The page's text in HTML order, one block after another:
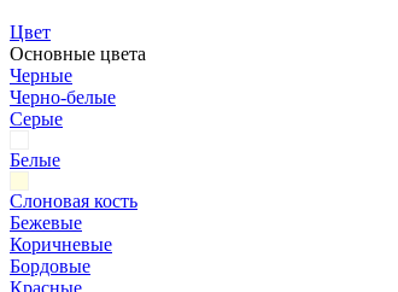
Цвет
Основные цвета
Черные
Черно-белые
Серые
Белые
Слоновая кость
Бежевые
Коричневые
Бордовые
Красные